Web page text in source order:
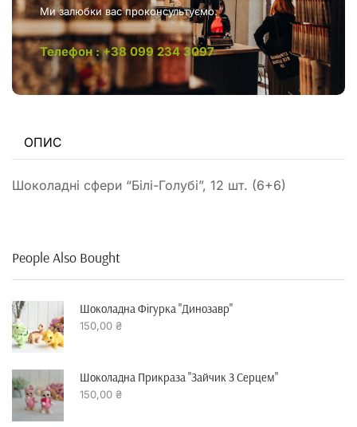
Ми залюбки вас проконсультуємо.
Телефон : +38 099 234 3097
ОПИС
Шоколадні сфери “Білі-Голубі”, 12 шт. (6+6)
People Also Bought
Шоколадна Фігурка "динозавр"
150,00 ₴
Шоколадна Прикраза "зайчик З Серцем"
150,00 ₴